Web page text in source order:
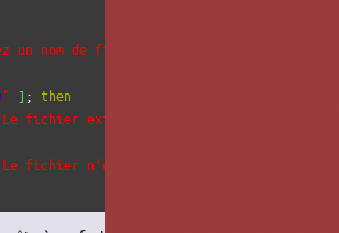
un nom de fichier: "
" ] ; then
fichier existe!"
fichier n'existe pas, du moins n'est